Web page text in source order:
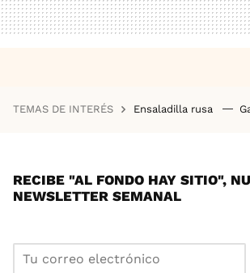
TEMAS DE INTERÉS Ensaladilla rusa
RECIBE "AL FONDO HAY SITIO",
NEWSLETTER SEMANAL